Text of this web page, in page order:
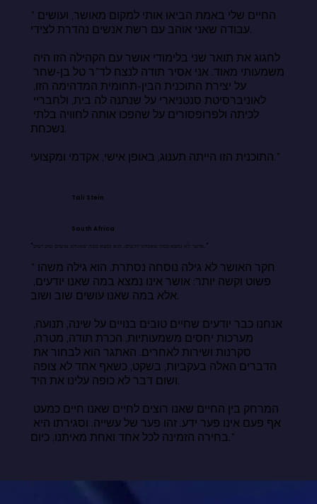
"החיים שלי באמת הביאו אותי למקום מאושר, ועושים
עבודה שאני אוהב עם רשת אנשים נהדרת לצידי.
משמעותי מאוד. אני אסיר תודה לנצח לד"ר טל בן-שחר
נשכחת.
התוכנית הזו הייתה תענוג, באופן אישי, אקדמי ומקצועי."
Tali Stein
South Africa
"אושר לא נמצא במה שאנחנו יודעים. הוא נמצא במה שאנחנו עושים שוב ושוב."
"חקר האושר לא גילה נוסחה נסתרת. הוא גילה משהו
אלא במה שאנו עושים שוב ושוב.
ושום דבר לא כופה עלינו את היד.
בחירה הזמינה לכל אחד ואחת מאיתנו, כיום."